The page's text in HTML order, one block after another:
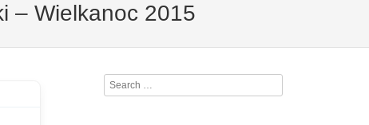
– Wielkanoc 2015
Search